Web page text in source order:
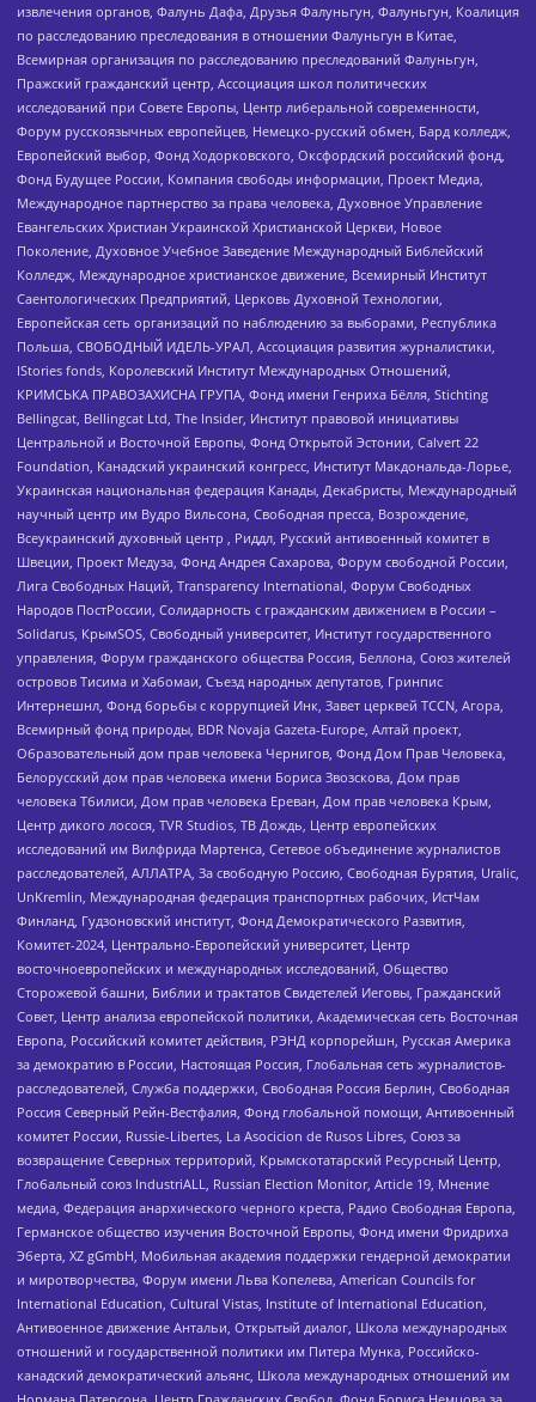
извлечения органов, Фалунь Дафа, Друзья Фалуньгун, Фалуньгун, Коалиция
по расследованию преследования в отношении Фалуньгун в Китае,
Всемирная организация по расследованию преследований Фалуньгун,
Пражский гражданский центр, Ассоциация школ политических
исследований при Совете Европы, Центр либеральной современности,
Форум русскоязычных европейцев, Немецко-русский обмен, Бард колледж,
Европейский выбор, Фонд Ходорковского, Оксфордский российский фонд,
Фонд Будущее России, Компания свободы информации, Проект Медиа,
Международное партнерство за права человека, Духовное Управление
Евангельских Христиан Украинской Христианской Церкви, Новое
Поколение, Духовное Учебное Заведение Международный Библейский
Колледж, Международное христианское движение, Всемирный Институт
Саентологических Предприятий, Церковь Духовной Технологии,
Европейская сеть организаций по наблюдению за выборами, Республика
Польша, СВОБОДНЫЙ ИДЕЛЬ-УРАЛ, Ассоциация развития журналистики,
IStories fonds, Королевский Институт Международных Отношений,
КРИМСЬКА ПРАВОЗАХИСНА ГРУПА, Фонд имени Генриха Бёлля, Stichting
Bellingcat, Bellingcat Ltd, The Insider, Институт правовой инициативы
Центральной и Восточной Европы, Фонд Открытой Эстонии, Calvert 22
Foundation, Канадский украинский конгресс, Институт Макдональда-Лорье,
Украинская национальная федерация Канады, Декабристы, Международный
научный центр им Вудро Вильсона, Свободная пресса, Возрождение,
Всеукраинский духовный центр , Риддл, Русский антивоенный комитет в
Швеции, Проект Медуза, Фонд Андрея Сахарова, Форум свободной России,
Лига Свободных Наций, Transparеncy International, Форум Свободных
Народов ПостРоссии, Солидарность с гражданским движением в России –
Solidarus, КрымSOS, Свободный университет, Институт государственного
управления, Форум гражданского общества Россия, Беллона, Союз жителей
островов Тисима и Хабомаи, Съезд народных депутатов, Гринпис
Интернешнл, Фонд борьбы с коррупцией Инк, Завет церквей TCCN, Агора,
Всемирный фонд природы, BDR Novaja Gazeta-Europe, Алтай проект,
Образовательный дом прав человека Чернигов, Фонд Дом Прав Человека,
Белорусский дом прав человека имени Бориса Звозскова, Дом прав
человека Тбилиси, Дом прав человека Ереван, Дом прав человека Крым,
Центр дикого лосося, TVR Studios, ТВ Дождь, Центр европейских
исследований им Вилфрида Мартенса, Сетевое объединение журналистов
расследователей, АЛЛАТРА, За свободную Россию, Свободная Бурятия, Uralic,
UnKremlin, Международная федерация транспортных рабочих, ИстЧам
Финланд, Гудзоновский институт, Фонд Демократического Развития,
Комитет-2024, Центрально-Европейский университет, Центр
восточноевропейских и международных исследований, Общество
Сторожевой башни, Библии и трактатов Свидетелей Иеговы, Гражданский
Совет, Центр анализа европейской политики, Академическая сеть Восточная
Европа, Российский комитет действия, РЭНД корпорейшн, Русская Америка
за демократию в России, Настоящая Россия, Глобальная сеть журналистов-
расследователей, Служба поддержки, Свободная Россия Берлин, Свободная
Россия Северный Рейн-Вестфалия, Фонд глобальной помощи, Антивоенный
комитет России, Russie-Libertes, La Asocicion de Rusos Libres, Союз за
возвращение Северных территорий, Крымскотатарский Ресурсный Центр,
Глобальный союз IndustriALL, Russian Election Monitor, Article 19, Мнение
медиа, Федерация анархического черного креста, Радио Свободная Европа,
Германское общество изучения Восточной Европы, Фонд имени Фридриха
Эберта, XZ gGmbH, Мобильная академия поддержки гендерной демократии
и миротворчества, Форум имени Льва Копелева, American Councils for
International Education, Cultural Vistas, Institute of International Education,
Антивоенное движение Антальи, Открытый диалог, Школа международных
отношений и государственной политики им Питера Мунка, Российско-
канадский демократический альянс, Школа международных отношений им